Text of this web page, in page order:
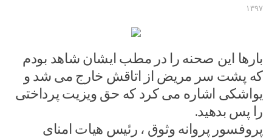
۱۳۹۷
بارها این صحنه را در مطب ایشان شاهد بودم
که پشت سر مریض از اتاقش خارج می شد و
یواشکی اشاره می کرد که حق ویزیت پرداختی
را پس بدهید.
پروفسور پروانه وثوق ، رئیس هیات امنای